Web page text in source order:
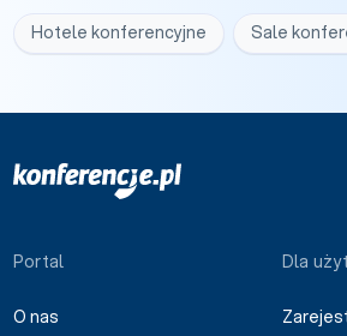
Hotele konferencyjne Sale
Portal
O nas
Dla